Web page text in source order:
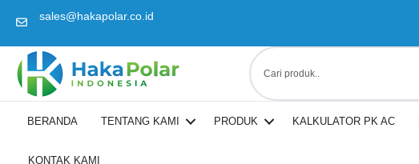
sales@hakapolar.co.id
(opens in new tab)
BERANDA TENTANG KAMI PRODUK KALKULATOR PK AC
KONTAK KAMI